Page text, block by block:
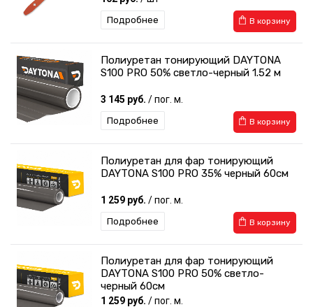
В корзину
Подробнее
Полиуретан тонирующий DAYTONA
S100 PRO 50% светло-черный 1.52 м
3 145 руб. / пог. м.
В корзину
Подробнее
Полиуретан для фар тонирующий
DAYTONA S100 PRO 35% черный 60см
1 259 руб. / пог. м.
В корзину
Подробнее
Полиуретан для фар тонирующий
DAYTONA S100 PRO 50% светло-
черный 60см
1 259 руб. / пог. м.